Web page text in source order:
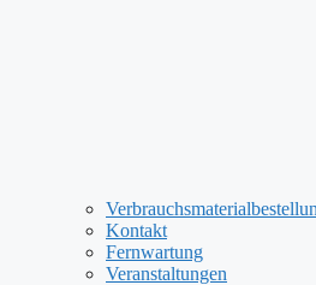
Kontakt
Fernwartung
Veranstaltungen